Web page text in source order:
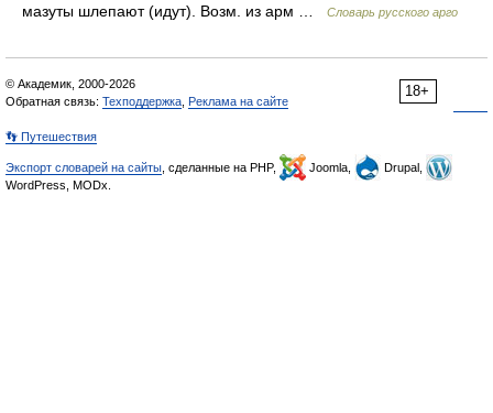
мазуты шлепают (идут). Возм. из арм …
Словарь русского арго
18+
© Академик, 2000-2026
Обратная связь: Техподдержка Реклама на сайте
👣 Путешествия
Экспорт словарей на сайты , сделанные на PHP, Joomla,
Drupal,
WordPress, MODx.